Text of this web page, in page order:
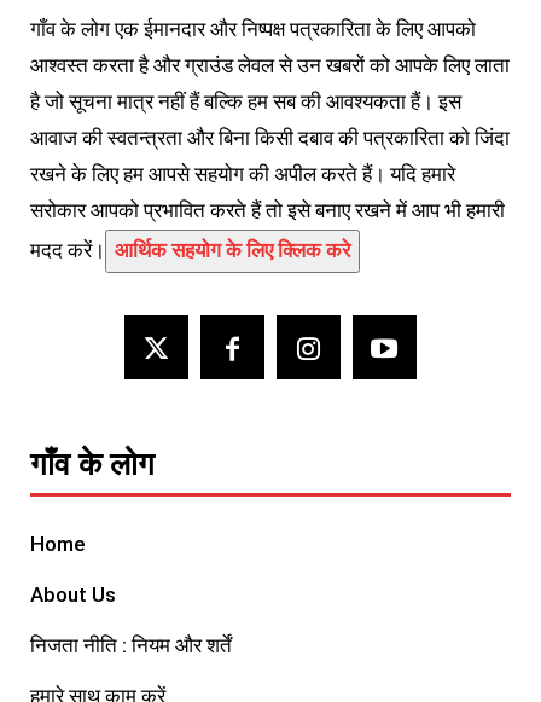
गाँव के लोग एक ईमानदार और निष्पक्ष पत्रकारिता के लिए आपको
आश्वस्त करता है और ग्राउंड लेवल से उन खबरों को आपके लिए लाता
है जो सूचना मात्र नहीं हैं बल्कि हम सब की आवश्यकता हैं। इस
आवाज की स्वतन्त्रता और बिना किसी दबाव की पत्रकारिता को जिंदा
रखने के लिए हम आपसे सहयोग की अपील करते हैं। यदि हमारे
सरोकार आपको प्रभावित करते हैं तो इसे बनाए रखने में आप भी हमारी
मदद करें। आर्थिक सहयोग के लिए क्लिक करे
गाँव के लोग
Home
About Us
निजता नीति : नियम और शर्तें
हमारे साथ काम करें